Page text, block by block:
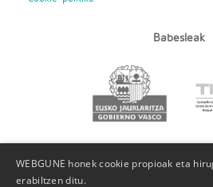
Babesleak
WEBGUNE honek cookie propioak eta
erabiltzen ditu.